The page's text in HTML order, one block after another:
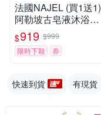
法國NAJEL (買1送1)
阿勒坡古皂液沐浴露
(木質沉香/茉莉花/梔
子花/仙人掌油/5%月
桂油) 再送法國黎之芙
$919 $999
限時下殺
券
快速到貨 有現貨